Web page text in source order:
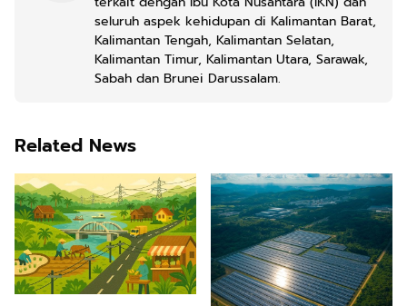
seluruh aspek kehidupan di Kalimantan Barat,
Kalimantan Tengah, Kalimantan Selatan,
Kalimantan Timur, Kalimantan Utara, Sarawak,
Sabah dan Brunei Darussalam.
Related News